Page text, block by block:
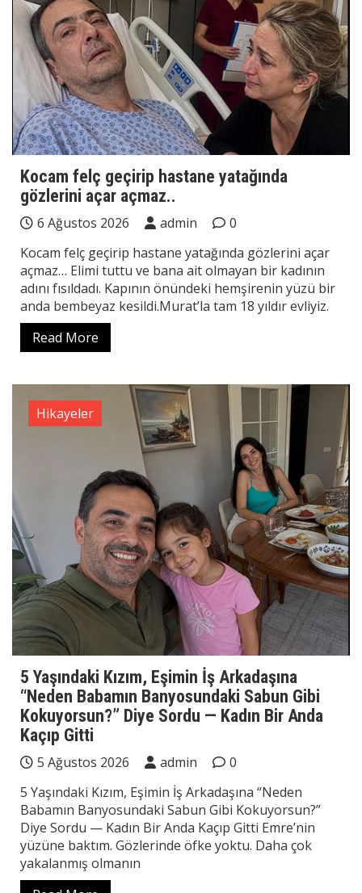
Kocam felç geçirip hastane yatağında
gözlerini açar açmaz..
6 Ağustos 2026 admin
0
Kocam felç geçirip hastane yatağında gözlerini açar
açmaz… Elimi tuttu ve bana ait olmayan bir kadının
adını fısıldadı. Kapının önündeki hemşirenin yüzü bir
anda bembeyaz kesildi.Murat’la tam 18 yıldır evliyiz.
Read More
Hikayeler
5 Yaşındaki Kızım, Eşimin İş Arkadaşına
“Neden Babamın Banyosundaki Sabun Gibi
Kokuyorsun?” Diye Sordu — Kadın Bir Anda
Kaçıp Gitti
5 Ağustos 2026 admin
0
5 Yaşındaki Kızım, Eşimin İş Arkadaşına “Neden
Babamın Banyosundaki Sabun Gibi Kokuyorsun?”
Diye Sordu — Kadın Bir Anda Kaçıp Gitti Emre’nin
yüzüne baktım. Gözlerinde öfke yoktu. Daha çok
yakalanmış olmanın